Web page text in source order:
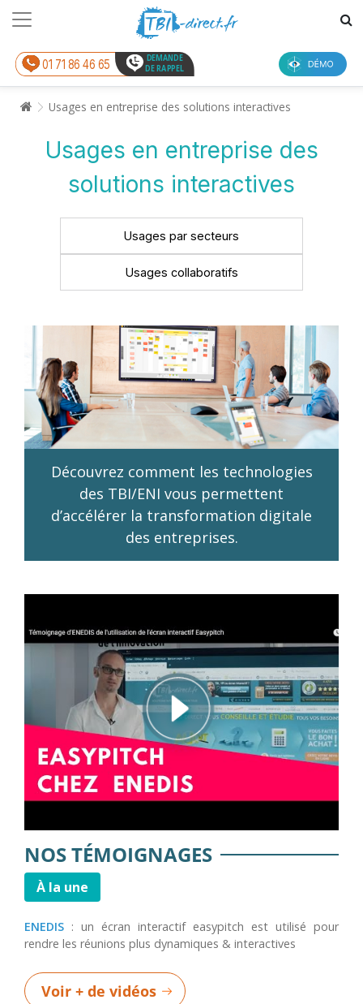
01 71 86 46 65
DEMANDE
DE RAPPEL
Usages en entreprise des solutions interactives
Usages en entreprise des
solutions interactives
Usages par secteurs
Usages collaboratifs
Découvrez comment les technologies
des TBI/ENI vous permettent
d’accélérer la transformation digitale
des entreprises.
NOS TÉMOIGNAGES
À la une
ENEDIS : un écran interactif easypitch est utilisé pour
rendre les réunions plus dynamiques & interactives
Voir + de vidéos